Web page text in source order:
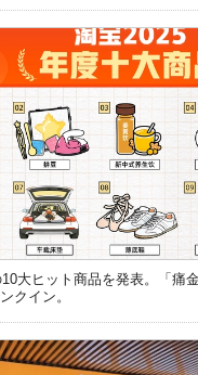
大ヒット商品を発表。「痛
クイン。